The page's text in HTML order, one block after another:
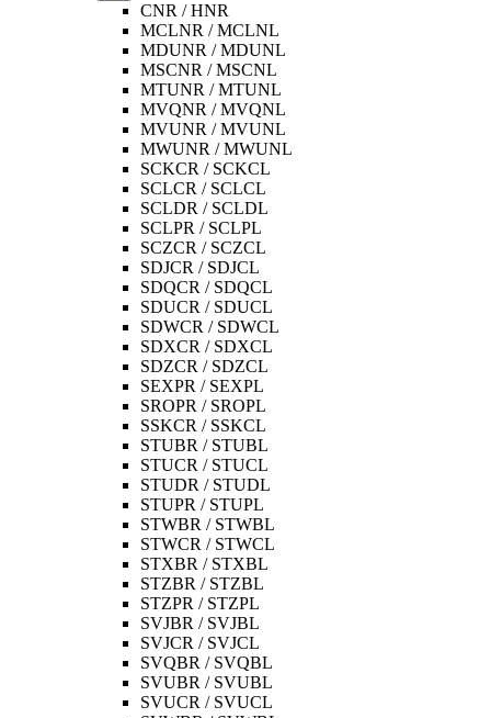
CNR / HNR
MCLNR / MCLNL
MDUNR / MDUNL
MSCNR / MSCNL
MTUNR / MTUNL
MVQNR / MVQNL
MVUNR / MVUNL
MWUNR / MWUNL
SCKCR / SCKCL
SCLCR / SCLCL
SCLDR / SCLDL
SCLPR / SCLPL
SCZCR / SCZCL
SDJCR / SDJCL
SDQCR / SDQCL
SDUCR / SDUCL
SDWCR / SDWCL
SDXCR / SDXCL
SDZCR / SDZCL
SEXPR / SEXPL
SROPR / SROPL
SSKCR / SSKCL
STUBR / STUBL
STUCR / STUCL
STUDR / STUDL
STUPR / STUPL
STWBR / STWBL
STWCR / STWCL
STXBR / STXBL
STZBR / STZBL
STZPR / STZPL
SVJBR / SVJBL
SVJCR / SVJCL
SVQBR / SVQBL
SVUBR / SVUBL
SVUCR / SVUCL